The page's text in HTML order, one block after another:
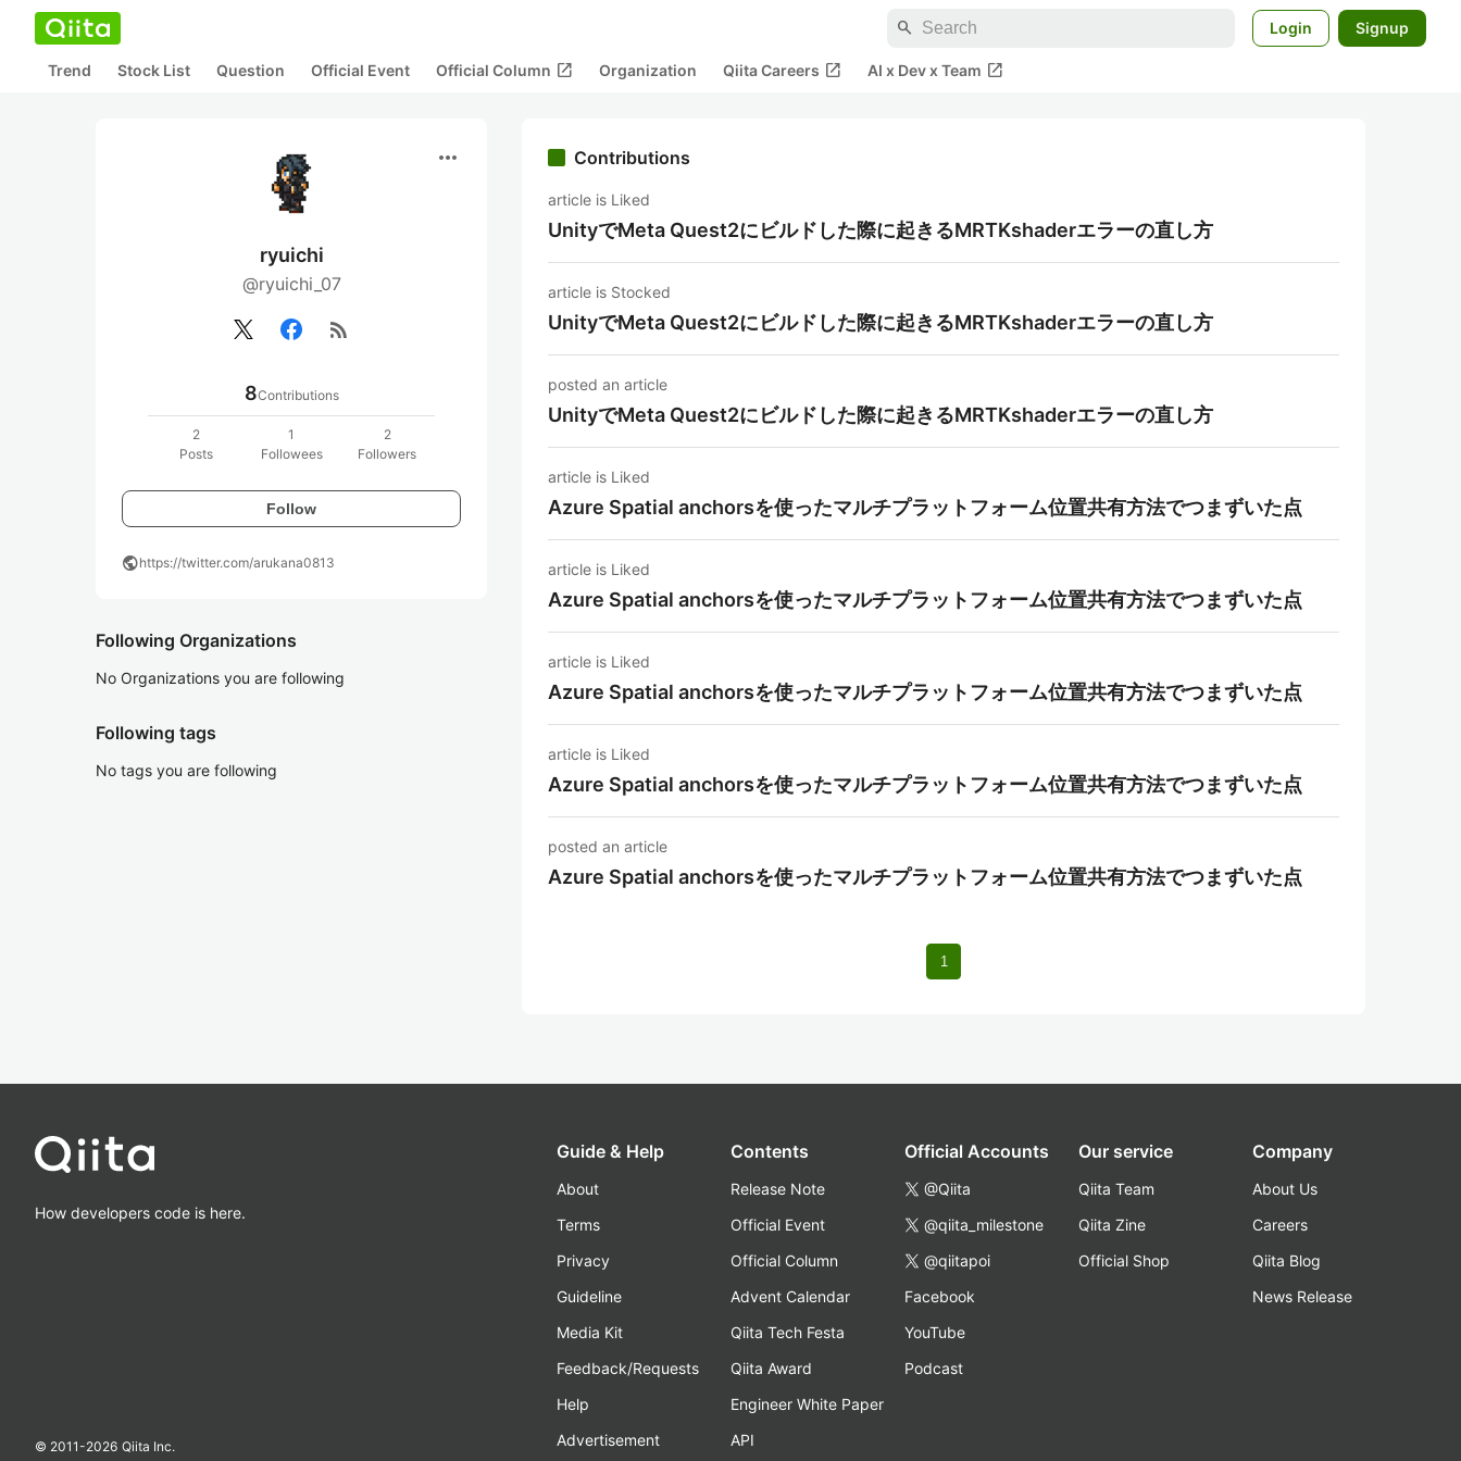
search Login Signup
Trend Stock List Question Official Event Official Column open_in_new Organization Qiita Careers open_in_new AI x Dev x Team open_in_new
more_horiz
ryuichi
@ryuichi_07
rss_feed
8Contributions
2
Posts
1
Followees
2
Followers
Follow
publichttps://twitter.com/arukana0813
Following Organizations
No Organizations you are following
Following tags
No tags you are following
Contributions
article is Liked
UnityでMeta Quest2にビルドした際に起きるMRTKshaderエラーの直し方
article is Stocked
UnityでMeta Quest2にビルドした際に起きるMRTKshaderエラーの直し方
posted an article
UnityでMeta Quest2にビルドした際に起きるMRTKshaderエラーの直し方
article is Liked
Azure Spatial anchorsを使ったマルチプラットフォーム位置共有方法でつまずいた点
article is Liked
Azure Spatial anchorsを使ったマルチプラットフォーム位置共有方法でつまずいた点
article is Liked
Azure Spatial anchorsを使ったマルチプラットフォーム位置共有方法でつまずいた点
article is Liked
Azure Spatial anchorsを使ったマルチプラットフォーム位置共有方法でつまずいた点
posted an article
Azure Spatial anchorsを使ったマルチプラットフォーム位置共有方法でつまずいた点
1
How developers code is here.
© 2011-2026 Qiita Inc.
Guide & Help
About
Terms
Privacy
Guideline
Media Kit
Feedback/Requests
Help
Advertisement
Contents
Release Note
Official Event
Official Column
Advent Calendar
Qiita Tech Festa
Qiita Award
Engineer White Paper
API
Official Accounts
@Qiita
@qiita_milestone
@qiitapoi
Facebook
YouTube
Podcast
Our service
Qiita Team
Qiita Zine
Official Shop
Company
About Us
Careers
Qiita Blog
News Release